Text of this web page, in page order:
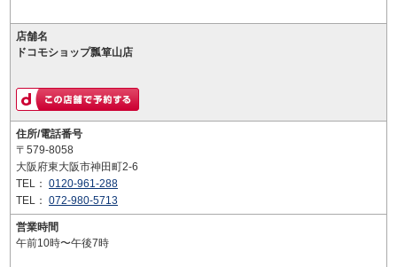
店舗名
ドコモショップ瓢箪山店
住所/電話番号
〒579-8058
大阪府東大阪市神田町2-6
TEL： 0120-961-288
TEL： 072-980-5713
営業時間
午前10時〜午後7時